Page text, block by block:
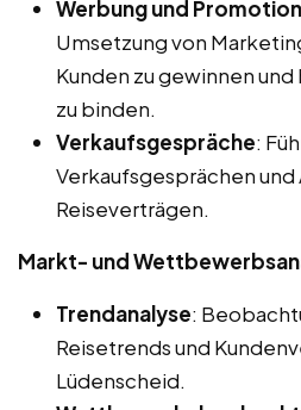
Werbung und Promotion
Umsetzung von
Kunden zu gewinnen
zu binden.
Verkaufsgespräche:
Verkaufsgesprächen und
Reiseverträgen.
Markt- und
Trendanalyse:
Reisetrends und
Lüdenscheid.